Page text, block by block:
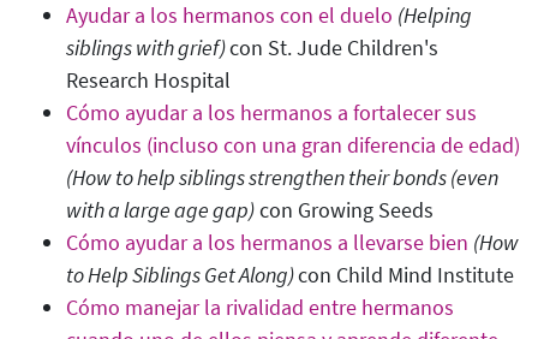
Ayudar a los hermanos con el duelo (Helping
siblings with grief)con St. Jude Children's
Research Hospital
Cómo ayudar a los hermanos a fortalecer sus
vínculos (incluso con una gran diferencia de edad)
(How to help siblings strengthen their bonds (even
with a large age gap)con Growing Seeds
Cómo ayudar a los hermanos a llevarse bien (How
to Help Siblings Get Along)con Child Mind Institute
Cómo manejar la rivalidad entre hermanos